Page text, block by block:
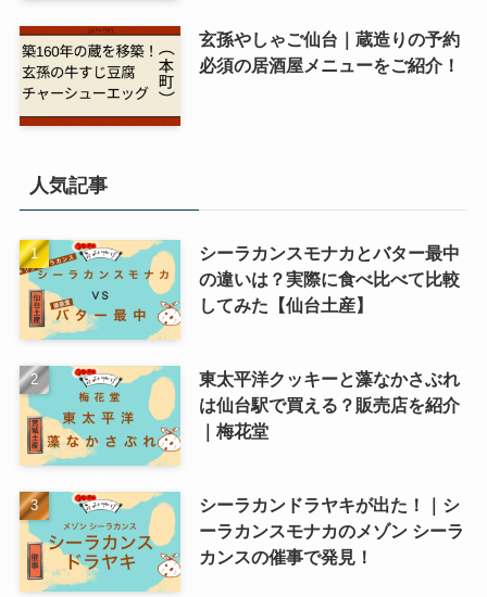
玄孫やしゃご仙台｜蔵造りの予約
必須の居酒屋メニューをご紹介！
人気記事
シーラカンスモナカとバター最中
の違いは？実際に食べ比べて比較
してみた【仙台土産】
東太平洋クッキーと藻なかさぶれ
は仙台駅で買える？販売店を紹介
｜梅花堂
シーラカンドラヤキが出た！｜シ
ーラカンスモナカのメゾン シーラ
カンスの催事で発見！